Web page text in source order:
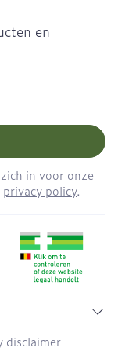
en
in voor onze
privacy policy.
disclaimer